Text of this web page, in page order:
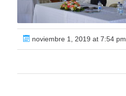
noviembre 1, 2019 at 7:54 pm